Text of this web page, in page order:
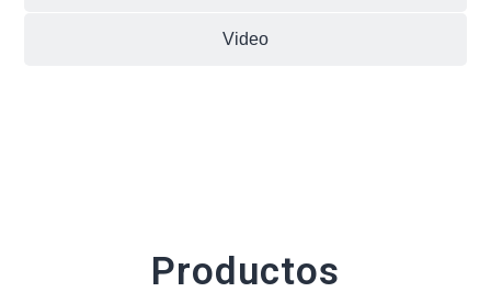
Video
Productos